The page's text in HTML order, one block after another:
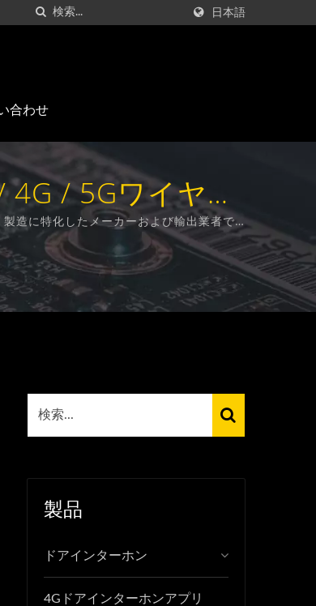
日本語
合わせ
/ 5Gワイヤレ
Ltd.
造に特化したメーカーおよび輸出業者で
製品
ドアインターホン
4Gドアインターホンアプリ